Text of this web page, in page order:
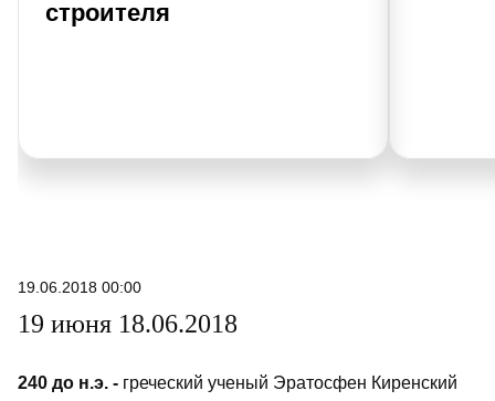
строителя
19.06.2018 00:00
19 июня 18.06.2018
240 до н.э. - греческий ученый Эратосфен Киренский